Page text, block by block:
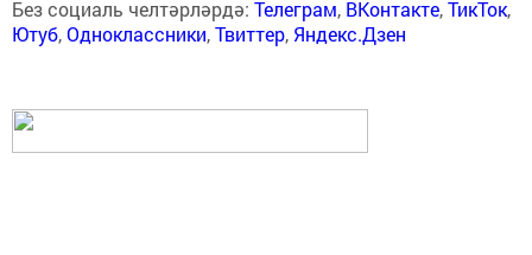
Без социаль челтәрләрдә: Телеграм, ВКонтакте,ТикТок,
Ютуб,Одноклассники,Твиттер, Яндекс.Дзен